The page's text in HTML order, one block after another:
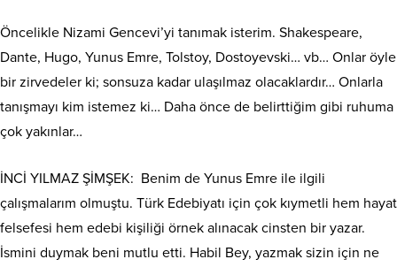
Öncelikle Nizami Gencevi’yi tanımak isterim. Shakespeare,
Dante, Hugo, Yunus Emre, Tolstoy, Dostoyevski… vb… Onlar öyle
bir zirvedeler ki; sonsuza kadar ulaşılmaz olacaklardır… Onlarla
tanışmayı kim istemez ki… Daha önce de belirttiğim gibi ruhuma
çok yakınlar…
İNCİ YILMAZ ŞİMŞEK: Benim de Yunus Emre ile ilgili
çalışmalarım olmuştu. Türk Edebiyatı için çok kıymetli hem hayat
felsefesi hem edebi kişiliği örnek alınacak cinsten bir yazar.
İsmini duymak beni mutlu etti. Habil Bey, yazmak sizin için ne